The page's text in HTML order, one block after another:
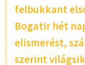
felbukkant
Bogatir hét
elismerést,
szerint